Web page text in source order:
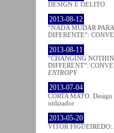
DESIGN E DELITO
2013-08-12
“NADA MUDAR
DIFERENTE”:
2013-08-11
“CHANGING
DIFFERENT”:
ENTROPY
2013-07-04
CORTA MATO.
utilizador
2013-05-20
VÍTOR FIGUEIREDO: